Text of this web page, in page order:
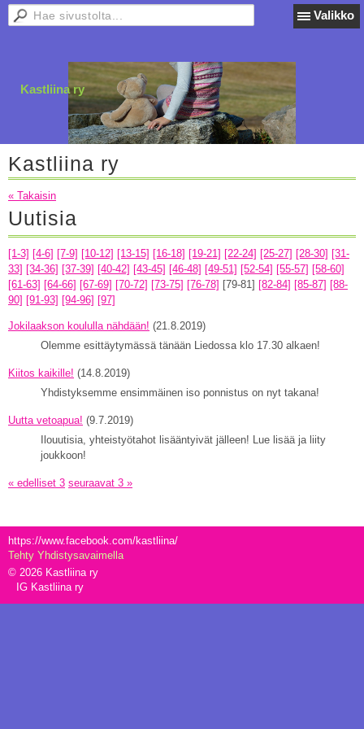
Valikko
Kastliina ry
Kastliina ry
« Takaisin
Uutisia
[1-3] [4-6] [7-9] [10-12] [13-15] [16-18] [19-21] [22-24] [25-27] [28-30] [31-
33] [34-36] [37-39] [40-42] [43-45] [46-48] [49-51] [52-54] [55-57] [58-60]
[61-63] [64-66] [67-69] [70-72] [73-75] [76-78] [79-81] [82-84] [85-87] [88-
90] [91-93] [94-96] [97]
Jokilaakson koululla nähdään! (21.8.2019)
Olemme esittäytymässä tänään Liedossa klo 17.30 alkaen!
Kiitos kaikille! (14.8.2019)
Yhdistyksemme ensimmäinen iso ponnistus on nyt takana!
Uutta vetoapua! (9.7.2019)
Ilouutisia, yhteistyötahot lisääntyivät jälleen! Lue lisää ja liity
joukkoon!
« edelliset 3 seuraavat 3 »
https://www.facebook.com/kastliina/
Tehty Yhdistysavaimella
© 2026 Kastliina ry
IG Kastliina ry